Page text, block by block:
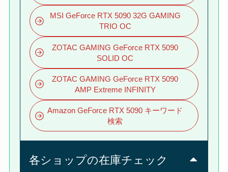
MSI GeForce RTX 5090 32G GAMING
TRIO OC
ZOTAC GAMING GeForce RTX 5090
SOLID OC
ZOTAC GAMING GeForce RTX 5090
AMP Extreme INFINITY
Amazon GeForce RTX 5090 キーワード
検索
各ショップの在庫チェック